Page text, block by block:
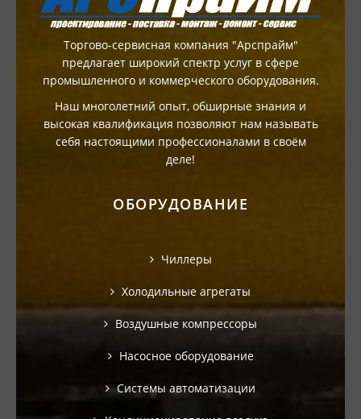
Торгово-сервисная компания "Арспрайм"
предлагает широкий спектр услуг в сфере
промышленного и коммерческого оборудования.
Наш многолетний опыт, обширные знания и
высокая квалификация позволяют нам называть
себя настоящими профессионалами в своём
деле!
ОБОРУДОВАНИЕ
Чиллеры
Холодильные агрегаты
Воздушные компрессоры
Насосное оборудование
Системы автоматизации